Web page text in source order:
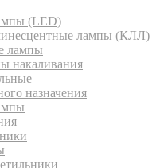
(LED)
лампы (КЛЛ)
лампы
накаливания
назначения